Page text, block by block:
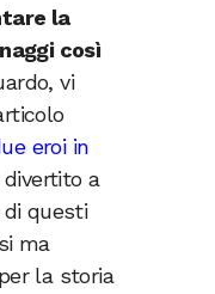
la
così
vi
eroi in
divertito a
questi
ma
la storia